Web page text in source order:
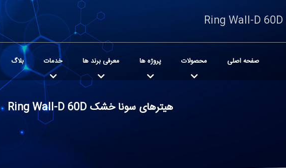
صفحه اصلی محصولات پروژه ها معرفی برند ها خدمات بلاگ
هیترهای سونا خشک Ring Wall-D 60D